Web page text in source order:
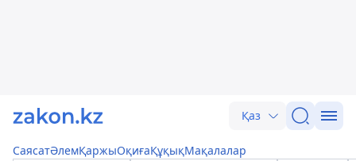
Қаз
СаясатӘлемҚаржыОқиғаҚұқықМақалалар